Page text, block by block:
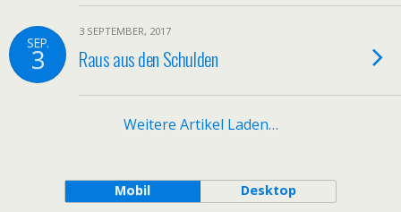
SEP.
3
3 SEPTEMBER, 2017
Raus aus den Schulden
Weitere Artikel Laden…
Mobil Desktop